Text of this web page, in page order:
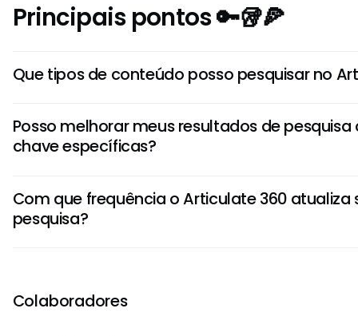
Principais pontos 🔑🥡🍕
Que tipos de conteúdo posso pesquisar no
arquivos de projeto, slides, materiais de curso e outros
seu espaço de trabalho. A função de pesquisa indexa
Posso melhorar meus resultados de
chave específicas?
significativamente os resultados da pesquisa. Quanto
termos de pesquisa, melhores serão as chances de
Com que frequência o Articulate 360 atualiza
pesquisa?
atualizações de conteúdo. É aconselhável garantir que
e organizados adequadamente para promover a
Colaboradores